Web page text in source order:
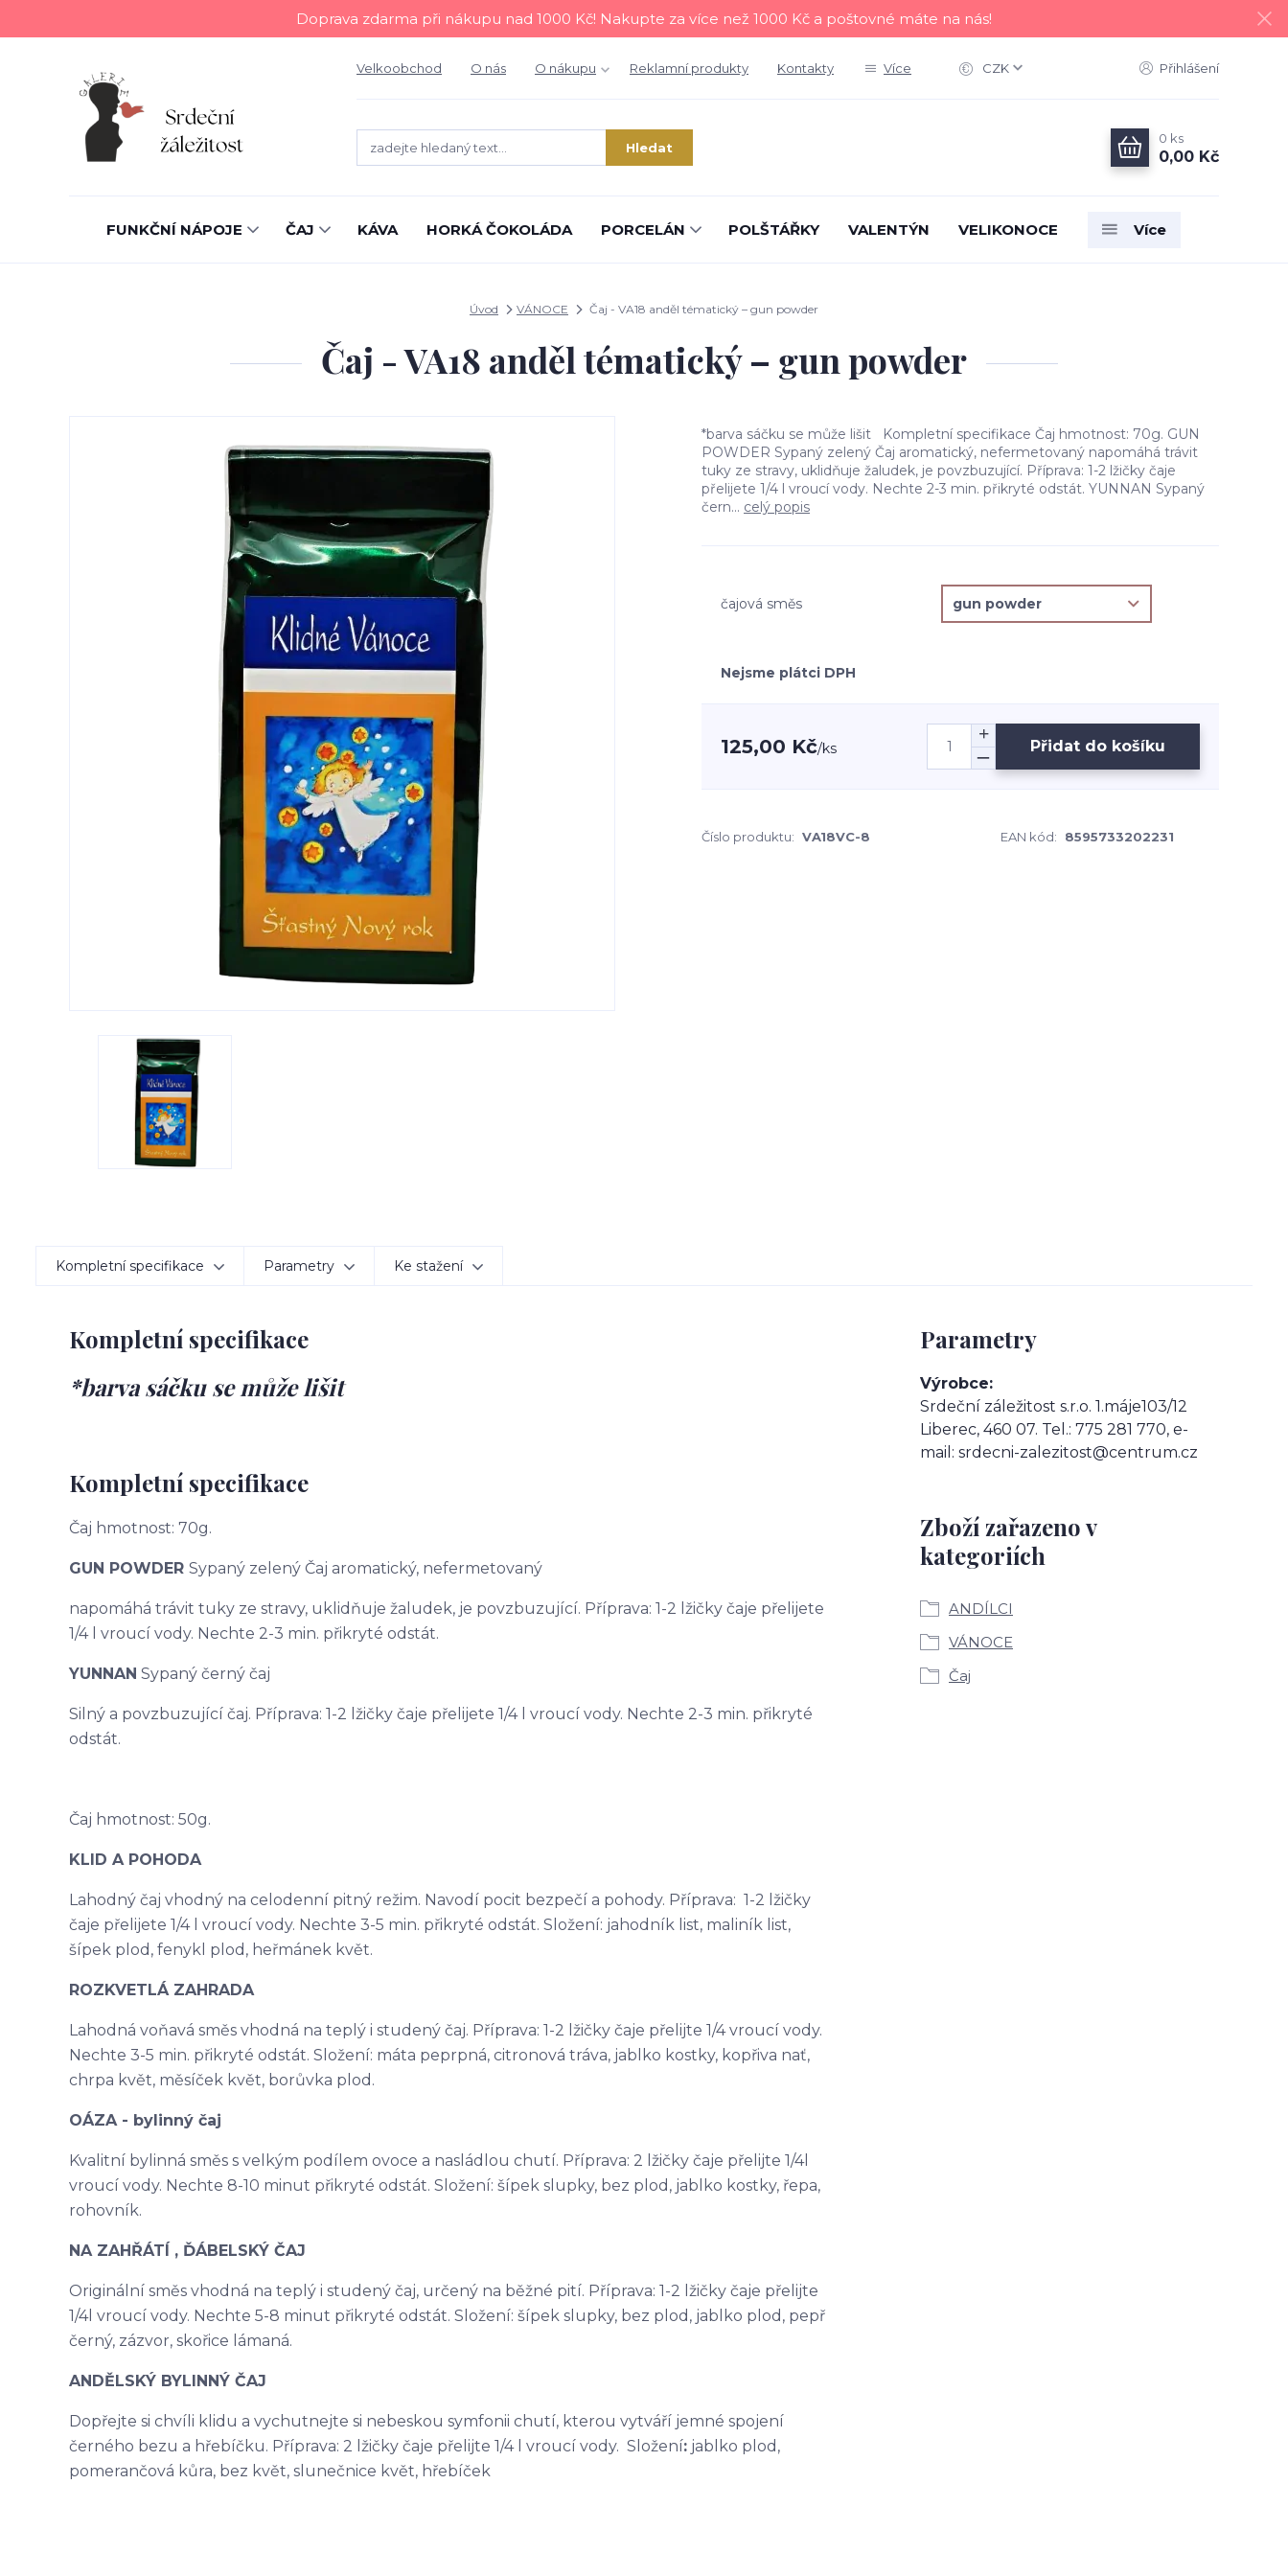
Doprava zdarma při nákupu nad 1000 Kč! Nakupte za více než 1000 Kč a poštovné máte na nás!
Velkoobchod O nás O nákupu Reklamní produkty Kontakty Více CZK Přihlášení
Hledat
0 ks
0,00 Kč
FUNKČNÍ NÁPOJE ČAJ KÁVA HORKÁ ČOKOLÁDA PORCELÁN POLŠTÁŘKY VALENTÝN VELIKONOCE Více
Úvod VÁNOCE Čaj - VA18 anděl tématický – gun powder
Čaj - VA18 anděl tématický – gun powder
*barva sáčku se může lišit Kompletní specifikace Čaj hmotnost: 70g. GUN
POWDER Sypaný zelený Čaj aromatický, nefermetovaný napomáhá trávit
tuky ze stravy, uklidňuje žaludek, je povzbuzující. Příprava: 1-2 lžičky čaje
přelijete 1/4 l vroucí vody. Nechte 2-3 min. přikryté odstát. YUNNAN Sypaný
čern... celý popis
čajová směs
Nejsme plátci DPH
125,00 Kč/ks Přidat do košíku
Číslo produktu: VA18VC-8 EAN kód: 8595733202231
Kompletní specifikace Parametry Ke stažení
Kompletní specifikace
*barva sáčku se může lišit
Kompletní specifikace
Čaj hmotnost: 70g.
GUN POWDER Sypaný zelený Čaj aromatický, nefermetovaný
napomáhá trávit tuky ze stravy, uklidňuje žaludek, je povzbuzující. Příprava: 1-2 lžičky čaje přelijete
1/4 l vroucí vody. Nechte 2-3 min. přikryté odstát.
YUNNAN Sypaný černý čaj
Silný a povzbuzující čaj. Příprava: 1-2 lžičky čaje přelijete 1/4 l vroucí vody. Nechte 2-3 min. přikryté
odstát.
Čaj hmotnost: 50g.
KLID A POHODA
Lahodný čaj vhodný na celodenní pitný režim. Navodí pocit bezpečí a pohody. Příprava: 1-2 lžičky
čaje přelijete 1/4 l vroucí vody. Nechte 3-5 min. přikryté odstát. Složení: jahodník list, maliník list,
šípek plod, fenykl plod, heřmánek květ.
ROZKVETLÁ ZAHRADA
Lahodná voňavá směs vhodná na teplý i studený čaj. Příprava: 1-2 lžičky čaje přelijte 1/4 vroucí vody.
Nechte 3-5 min. přikryté odstát. Složení: máta peprpná, citronová tráva, jablko kostky, kopřiva nať,
chrpa květ, měsíček květ, borůvka plod.
OÁZA - bylinný čaj
Kvalitní bylinná směs s velkým podílem ovoce a nasládlou chutí. Příprava: 2 lžičky čaje přelijte 1/4l
vroucí vody. Nechte 8-10 minut přikryté odstát. Složení: šípek slupky, bez plod, jablko kostky, řepa,
rohovník.
NA ZAHŘÁTÍ , ĎÁBELSKÝ ČAJ
Originální směs vhodná na teplý i studený čaj, určený na běžné pití. Příprava: 1-2 lžičky čaje přelijte
1/4l vroucí vody. Nechte 5-8 minut přikryté odstát. Složení: šípek slupky, bez plod, jablko plod, pepř
černý, zázvor, skořice lámaná.
ANDĚLSKÝ BYLINNÝ ČAJ
Dopřejte si chvíli klidu a vychutnejte si nebeskou symfonii chutí, kterou vytváří jemné spojení
černého bezu a hřebíčku. Příprava: 2 lžičky čaje přelijte 1/4 l vroucí vody. Složení: jablko plod,
pomerančová kůra, bez květ, slunečnice květ, hřebíček
Parametry
Výrobce
Srdeční záležitost s.r.o. 1.máje103/12
Liberec, 460 07. Tel.: 775 281 770, e-
mail: srdecni-zalezitost@centrum.cz
Zboží zařazeno v
kategoriích
ANDÍLCI
VÁNOCE
Čaj